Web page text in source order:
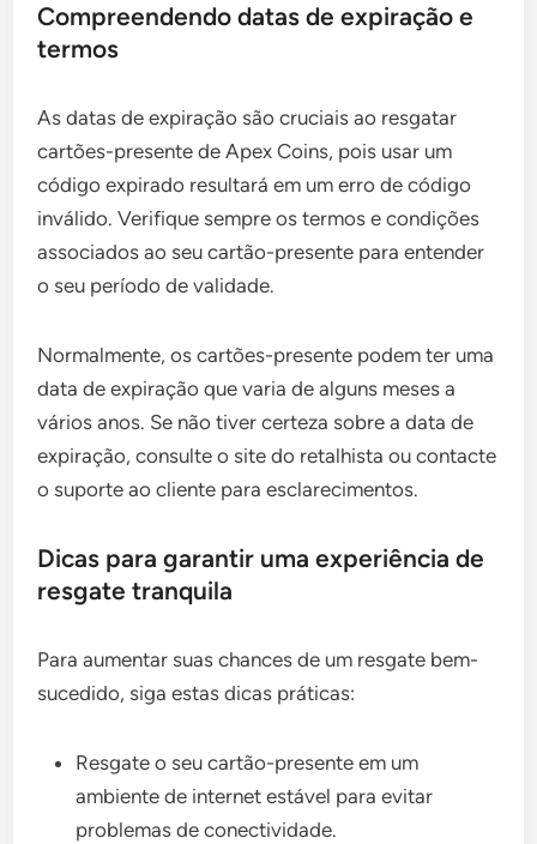
Compreendendo datas de expiração e
termos
As datas de expiração são cruciais ao resgatar
cartões-presente de Apex Coins, pois usar um
código expirado resultará em um erro de código
inválido. Verifique sempre os termos e condições
associados ao seu cartão-presente para entender
o seu período de validade.
Normalmente, os cartões-presente podem ter uma
data de expiração que varia de alguns meses a
vários anos. Se não tiver certeza sobre a data de
expiração, consulte o site do retalhista ou contacte
o suporte ao cliente para esclarecimentos.
Dicas para garantir uma experiência de
resgate tranquila
Para aumentar suas chances de um resgate bem-
sucedido, siga estas dicas práticas:
Resgate o seu cartão-presente em um
ambiente de internet estável para evitar
problemas de conectividade.